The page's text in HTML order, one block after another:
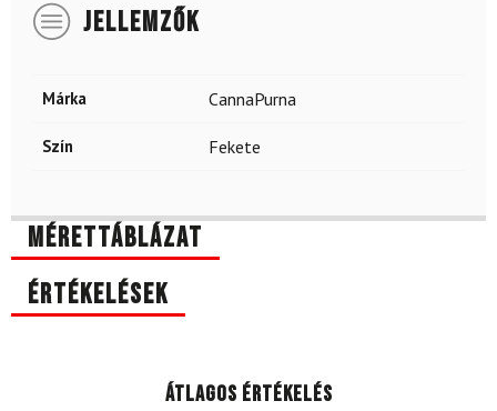
JELLEMZŐK
Márka CannaPurna
Szín Fekete
Mérettáblázat
Értékelések
Átlagos értékelés